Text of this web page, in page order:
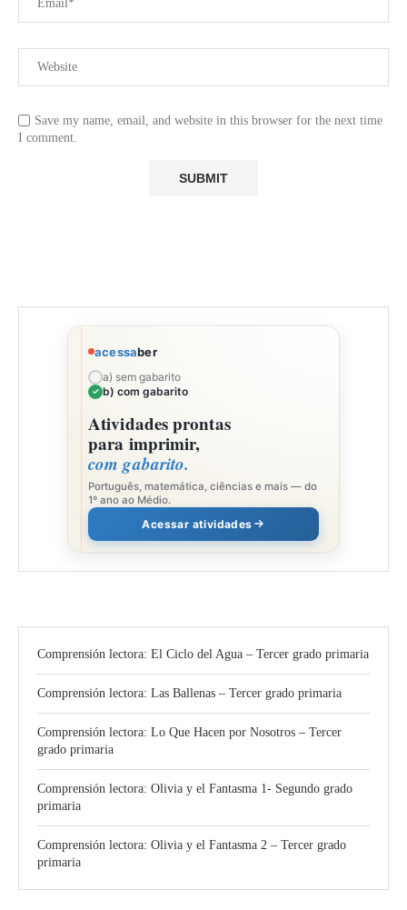
Save my name, email, and website in this browser for the next time
I comment.
acessaber
a) sem gabarito
b) com gabarito
Atividades prontas
para imprimir,
com gabarito.
Português, matemática, ciências e mais — do
1º ano ao Médio.
Acessar atividades
Comprensión lectora: El Ciclo del Agua – Tercer grado primaria
Comprensión lectora: Las Ballenas – Tercer grado primaria
Comprensión lectora: Lo Que Hacen por Nosotros – Tercer
grado primaria
Comprensión lectora: Olivia y el Fantasma 1- Segundo grado
primaria
Comprensión lectora: Olivia y el Fantasma 2 – Tercer grado
primaria